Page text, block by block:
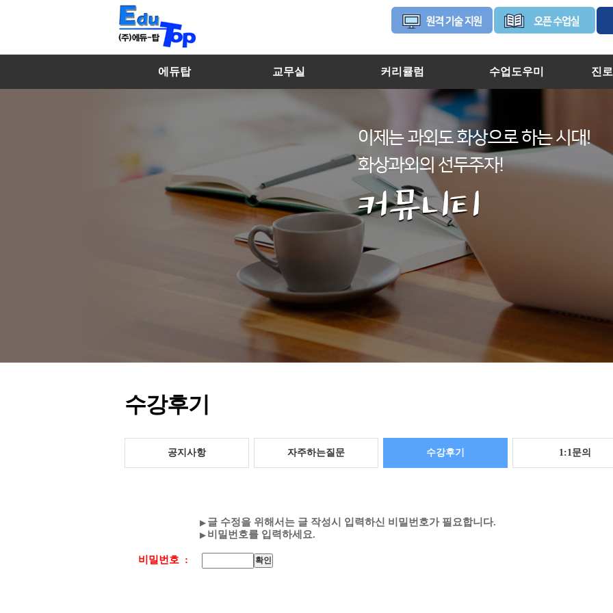
에듀탑
찾아오시는 길
교무실
국어/과학/사회선생님
멘토선생님
커리큘럼
중학생
초등학생
수업도우미
오픈수업실
원격기술지원
화상강의실이용가이드
캠/헤드셋/펜마우스 설정
진
학생
수강후기
공지사항 자주하는질문 수강후기 1:1문의
▶ 글 수정을 위해서는 글 작성시 입력하신 비밀번호가 필요합니다.
▶ 비밀번호를 입력하세요.
비밀번호 :